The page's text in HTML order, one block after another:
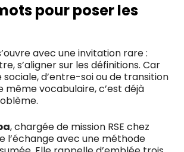
pour poser les
avec une invitation rare :
s’aligner sur les définitions. Car
d’entre-soi ou de transition
même vocabulaire, c’est déjà
, chargée de mission RSE chez
l’échange avec une méthode